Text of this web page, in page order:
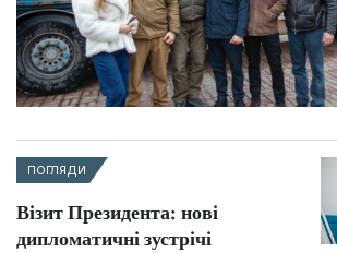
ПОГЛЯДИ
Візит Президента: нові
дипломатичні зустрічі